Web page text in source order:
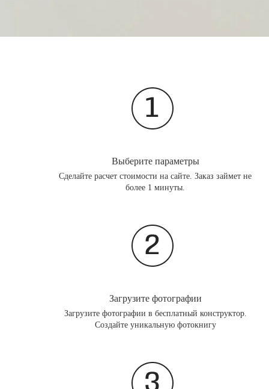
Выберите параметры
Сделайте расчет стоимости на сайте. Заказ займет не
более 1 минуты.
Загрузите фотографии
Загрузите фотографии в бесплатный конструктор.
Создайте уникальную фотокнигу